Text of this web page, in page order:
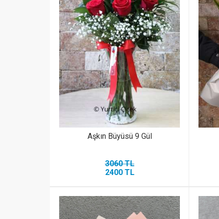
Aşkın Büyüsü 9 Gül
3060 TL
2400 TL